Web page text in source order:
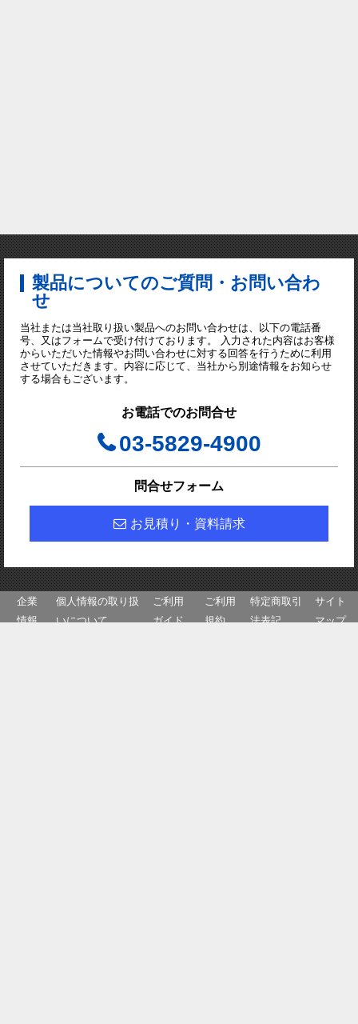
製品についてのご質問・お問い合わ
せ
当社または当社取り扱い製品へのお問い合わせは、以下の電話番
号、又はフォームで受け付けております。 入力された内容はお客様
からいただいた情報やお問い合わせに対する回答を行うために利用
させていただきます。内容に応じて、当社から別途情報をお知らせ
する場合もございます。
お電話でのお問合せ
03-5829-4900
問合せフォーム
お見積り・資料請求
企業
情報
個人情報の取り扱
いについて
ご利用
ガイド
ご利用
規約
特定商取引
法表記
サイト
マップ